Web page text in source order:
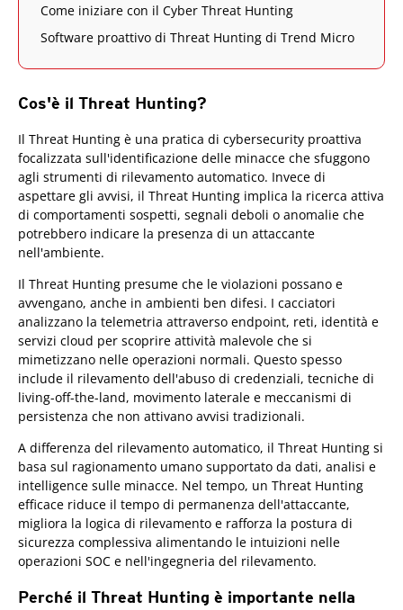
Come iniziare con il Cyber Threat Hunting
Software proattivo di Threat Hunting di Trend Micro
Cos'è il Threat Hunting?
Il Threat Hunting è una pratica di cybersecurity proattiva
focalizzata sull'identificazione delle minacce che sfuggono
agli strumenti di rilevamento automatico. Invece di
aspettare gli avvisi, il Threat Hunting implica la ricerca attiva
di comportamenti sospetti, segnali deboli o anomalie che
potrebbero indicare la presenza di un attaccante
nell'ambiente.
Il Threat Hunting presume che le violazioni possano e
avvengano, anche in ambienti ben difesi. I cacciatori
analizzano la telemetria attraverso endpoint, reti, identità e
servizi cloud per scoprire attività malevole che si
mimetizzano nelle operazioni normali. Questo spesso
include il rilevamento dell'abuso di credenziali, tecniche di
living-off-the-land, movimento laterale e meccanismi di
persistenza che non attivano avvisi tradizionali.
A differenza del rilevamento automatico, il Threat Hunting si
basa sul ragionamento umano supportato da dati, analisi e
intelligence sulle minacce. Nel tempo, un Threat Hunting
efficace riduce il tempo di permanenza dell'attaccante,
migliora la logica di rilevamento e rafforza la postura di
sicurezza complessiva alimentando le intuizioni nelle
operazioni SOC e nell'ingegneria del rilevamento.
Perché il Threat Hunting è importante nella